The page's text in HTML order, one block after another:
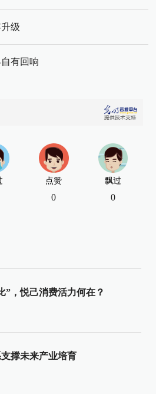
级
有回响
点赞
0
飘过
0
”，悦己消费活力何在？
撑未来产业培育